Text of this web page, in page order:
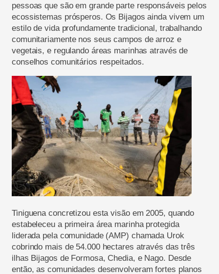
pessoas que são em grande parte responsáveis pelos
ecossistemas prósperos. Os Bijagos ainda vivem um
estilo de vida profundamente tradicional, trabalhando
comunitariamente nos seus campos de arroz e
vegetais, e regulando áreas marinhas através de
conselhos comunitários respeitados.
Tiniguena concretizou esta visão em 2005, quando
estabeleceu a primeira área marinha protegida
liderada pela comunidade (AMP) chamada Urok
cobrindo mais de 54.000 hectares através das três
ilhas Bijagos de Formosa, Chedia, e Nago. Desde
então, as comunidades desenvolveram fortes planos